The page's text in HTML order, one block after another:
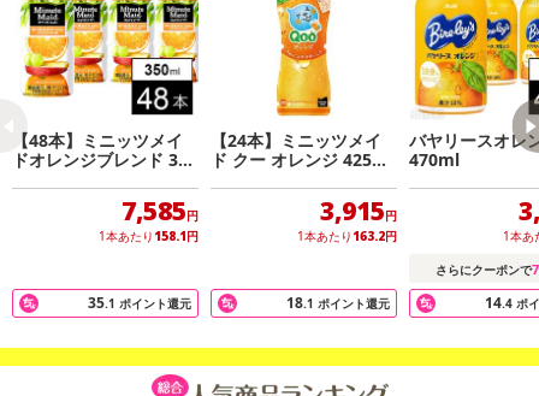
ますのでご了承ください。
・原産国（最終加工地）：日本
・原材料/材質/素材：果実（オレンジ（メキシコ又はブラジル）、
うんしゅうみかん）、果糖ぶどう糖液糖／香料、酸味料、ビタミン
・アレルギー表示：オレンジ
g 脂質:0g 炭水化物:11g 食塩相当量:0g ビタミンC:7.5-67mg ナイア
シン:1mg パントテン酸:0.35-2.5mg ビタミンB6:0.1-0.3mg
注意事項
【賞味・消費期限のある商品について】
商品到着時点でのお日持ち期間は、配送日数などにより異なります
【48本】ミニッツメイ
ドオレンジブレンド 350
7,585円
1本あたり 158.1円
35.1 ポイント還元
【24本】ミニッツメイ
ド クー オレンジ 425ml
3,915円
1本あたり 163.2円
18.1 ポイント還元
バヤリースオレ
470ml
1本あ
さらにクーポンで
14.4 ポ